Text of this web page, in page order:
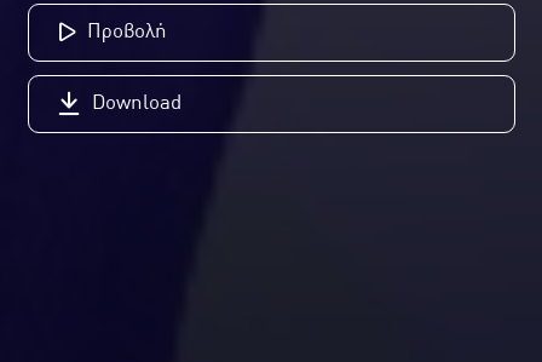
Προβολή
Download